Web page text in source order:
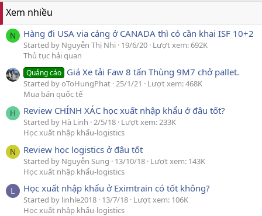
Xem nhiều
N Hàng đi USA via cảng ở CANADA thì có cần khai ISF 10+2
Started by Nguyễn Thị Nhi 19/6/20 Lượt xem: 692K
Thủ tục hải quan
Quảng cáo Giá Xe tải Faw 8 tấn Thùng 9M7 chở pallet.
Started by oToHungPhat 25/1/21
Lượt xem: 468K
Mua bán quốc tế
H Review CHÍNH XÁC học xuất nhập khẩu ở đâu tốt?
Started by Hà Linh 2/5/18 Lượt xem: 233K
Học xuất nhập khẩu-logistics
N Review học logistics ở đâu tốt
Started by Nguyễn Sung 13/10/18 Lượt xem: 143K
Học xuất nhập khẩu-logistics
L Học xuất nhập khẩu ở Eximtrain có tốt không?
Started by linhle2018 13/7/18 Lượt xem: 106K
Học xuất nhập khẩu-logistics